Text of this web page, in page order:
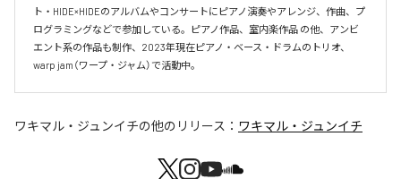
ト・HIDE×HIDEのアルバムやコンサートにピアノ演奏やアレンジ、作曲、プ
ログラミングなどで参加している。ピアノ作品、室内楽作品 の他、アンビ
エント系の作品も制作、2023年現在ピアノ・ベース・ドラムのトリオ、
warp jam（ワープ・ジャム）で活動中。
ワキマル・ジュンイチの他のリリース： ワキマル・ジュンイチ